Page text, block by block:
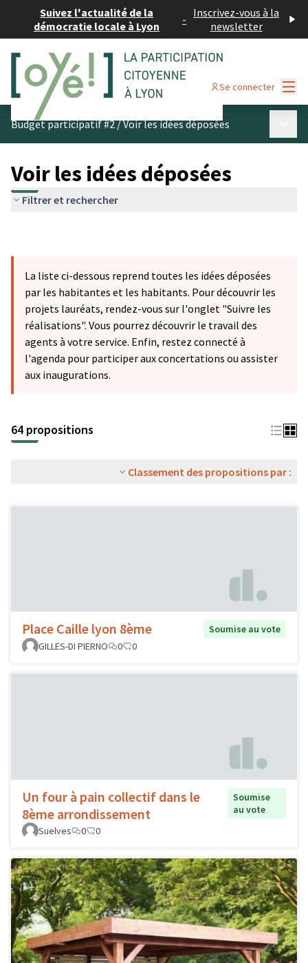
Suivez l'actualité de la
démocratie locale à Lyon
- Inscrivez-vous à la
newsletter
Se connecter
Budget participatif #2/Voir les idées déposées
Voir les idées déposées
Filtrer et rechercher
La liste ci-dessous reprend toutes les idées déposées
par les habitantes et les habitants. Pour découvrir les
projets lauréats, rendez-vous sur l'onglet "Suivre les
réalisations". Vous pourrez découvrir le travail des
agents à votre service. Enfin, restez connecté à
l'agenda pour participer aux concertations ou assister
aux inaugurations.
64 propositions
Classement des propositions par :
Place Caille lyon 8ème
Soumise au vote
GILLES-DI PIERNO
0 0
Un four à pain collectif dans le
8ème arrondissement
Soumise
au vote
Suelves
0 0